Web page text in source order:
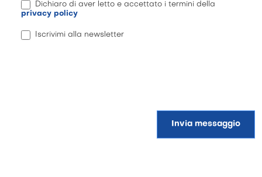
Dichiaro di aver letto e accettato i termini della
privacy policy
Iscrivimi alla newsletter
Invia messaggio